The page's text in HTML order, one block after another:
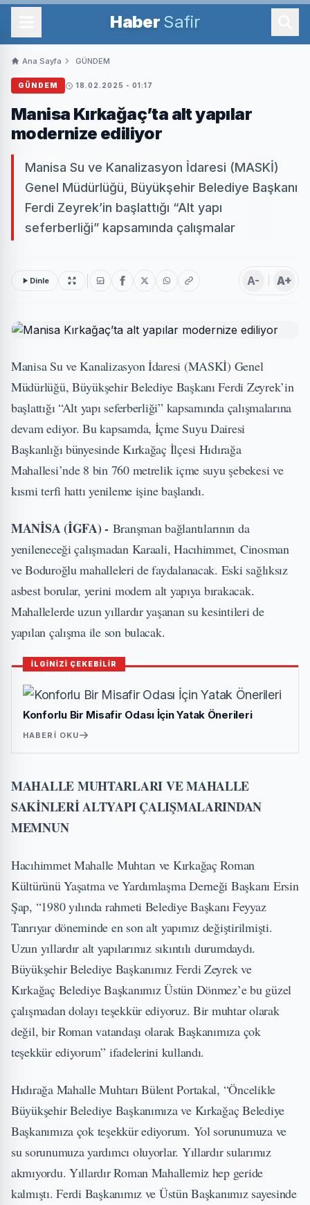
Haber Safir
Ana Sayfa GÜNDEM
GÜNDEM 18.02.2025 - 01:17
Manisa Kırkağaç’ta alt yapılar
modernize ediliyor
Manisa Su ve Kanalizasyon İdaresi (MASKİ)
Genel Müdürlüğü, Büyükşehir Belediye Başkanı
Ferdi Zeyrek’in başlattığı “Alt yapı
seferberliği” kapsamında çalışmalar
Dinle A- A+
Manisa Su ve Kanalizasyon İdaresi (MASKİ) Genel
Müdürlüğü, Büyükşehir Belediye Başkanı Ferdi Zeyrek’in
başlattığı “Alt yapı seferberliği” kapsamında çalışmalarına
devam ediyor. Bu kapsamda, İçme Suyu Dairesi
Başkanlığı bünyesinde Kırkağaç İlçesi Hıdırağa
Mahallesi’nde 8 bin 760 metrelik içme suyu şebekesi ve
kısmi terfi hattı yenileme işine başlandı.
MANİSA (İGFA) - Branşman bağlantılarının da
yenileneceği çalışmadan Karaali, Hacıhimmet, Cinosman
ve Boduroğlu mahalleleri de faydalanacak. Eski sağlıksız
asbest borular, yerini modern alt yapıya bırakacak.
Mahallelerde uzun yıllardır yaşanan su kesintileri de
yapılan çalışma ile son bulacak.
İLGİNİZİ ÇEKEBİLİR
Konforlu Bir Misafir Odası İçin Yatak Önerileri
HABERI OKU
MAHALLE MUHTARLARI VE MAHALLE
SAKİNLERİ ALTYAPI ÇALIŞMALARINDAN
MEMNUN
Hacıhimmet Mahalle Muhtarı ve Kırkağaç Roman
Kültürünü Yaşatma ve Yardımlaşma Derneği Başkanı Ersin
Şap, “1980 yılında rahmeti Belediye Başkanı Feyyaz
Tanrıyar döneminde en son alt yapımız değiştirilmişti.
Uzun yıllardır alt yapılarımız sıkıntılı durumdaydı.
Büyükşehir Belediye Başkanımız Ferdi Zeyrek ve
Kırkağaç Belediye Başkanımız Üstün Dönmez’e bu güzel
çalışmadan dolayı teşekkür ediyoruz. Bir muhtar olarak
değil, bir Roman vatandaşı olarak Başkanımıza çok
teşekkür ediyorum” ifadelerini kullandı.
Hıdırağa Mahalle Muhtarı Bülent Portakal, “Öncelikle
Büyükşehir Belediye Başkanımıza ve Kırkağaç Belediye
Başkanımıza çok teşekkür ediyorum. Yol sorunumuza ve
su sorunumuza yardımcı oluyorlar. Yıllardır sularımız
akmıyordu. Yıllardır Roman Mahallemiz hep geride
kalmıştı. Ferdi Başkanımız ve Üstün Başkanımız sayesinde